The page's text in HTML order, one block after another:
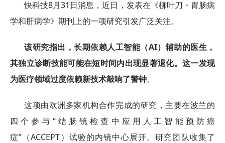
快科技8月31日消息，近日，发表在《柳叶刀・胃肠病
学和肝病学》期刊上的一项研究引发广泛关注。
该研究指出，长期依赖人工智能（AI）辅助的医生，
其独立诊断技能可能在短时间内出现显著退化。这一发现
为医疗领域过度依赖新技术敲响了警钟。
这项由欧洲多家机构合作完成的研究，主要在波兰的
四个参与“结肠镜检查中应用人工智能预防癌
症”（ACCEPT）试验的内镜中心展开。研究团队收集了